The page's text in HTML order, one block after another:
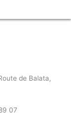
de Balata,
07